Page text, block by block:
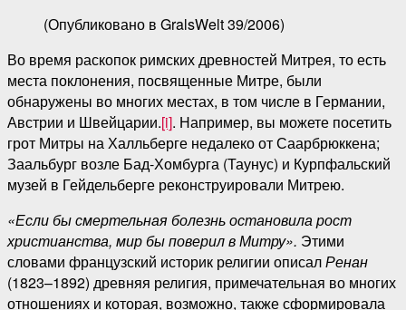
(Опубликовано в GralsWelt 39/2006)
Во время раскопок римских древностей Митрея, то есть
места поклонения, посвященные Митре, были
обнаружены во многих местах, в том числе в Германии,
Австрии и Швейцарии.[i]. Например, вы можете посетить
грот Митры на Халльберге недалеко от Саарбрюккена;
Заальбург возле Бад-Хомбурга (Таунус) и Курпфальский
музей в Гейдельберге реконструировали Митрею.
«Если бы смертельная болезнь остановила рост
христианства, мир бы поверил в Митру». Этими
словами французский историк религии описалРенан
(1823–1892) древняя религия, примечательная во многих
отношениях и которая, возможно, также сформировала